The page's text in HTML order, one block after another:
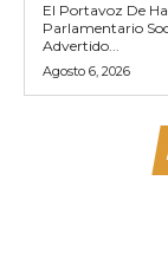
El Portavoz De
Parlamentario
Advertido...
Agosto 6, 2026